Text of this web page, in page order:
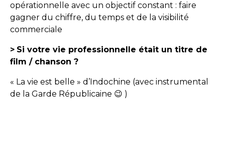
opérationnelle avec un objectif constant : faire
gagner du chiffre, du temps et de la visibilité
commerciale
> Si votre vie professionnelle était un titre de
film / chanson ?
« La vie est belle » d’Indochine (avec instrumental
de la Garde Républicaine 😉 )